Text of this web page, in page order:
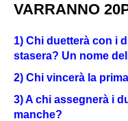
VARRANNO
1) Chi duetterà con i
stasera? Un nome
2) Chi vincerà la
3) A chi assegnerà i
manche?